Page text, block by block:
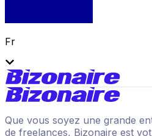
Fr
Que vous soyez une grande
de freelances, Bizonaire est